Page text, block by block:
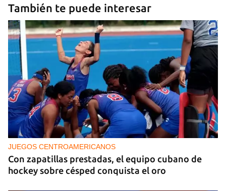
También te puede interesar
JUEGOS CENTROAMERICANOS
Con zapatillas prestadas, el equipo cubano de
hockey sobre césped conquista el oro